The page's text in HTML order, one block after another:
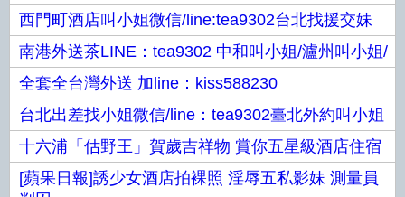
西門町酒店叫小姐微信/line:tea9302台北找援交妹
南港外送茶LINE：tea9302 中和叫小姐/瀘州叫小姐/
全套全台灣外送 加line：kiss588230
台北出差找小姐微信/line：tea9302臺北外約叫小姐
十六浦「估野王」賀歲吉祥物 賞你五星級酒店住宿
[蘋果日報]誘少女酒店拍裸照 淫辱五私影妹 測量員